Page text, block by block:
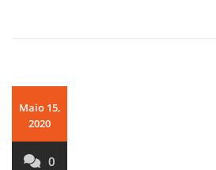
Maio 15,
2020
0